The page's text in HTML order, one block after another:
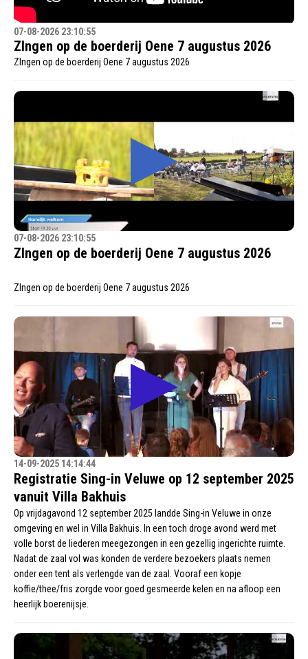
07-08-2026 23:10:55
ZIngen op de boerderij Oene 7 augustus 2026
ZIngen op de boerderij Oene 7 augustus 2026
07-08-2026 23:10:55
ZIngen op de boerderij Oene 7 augustus 2026
ZIngen op de boerderij Oene 7 augustus 2026
14-09-2025 14:14:44
Registratie Sing-in Veluwe op 12 september 2025
vanuit Villa Bakhuis
Op vrijdagavond 12 september 2025 landde Sing-in Veluwe in onze
omgeving en wel in Villa Bakhuis. In een toch droge avond werd met
volle borst de liederen meegezongen in een gezellig ingerichte ruimte.
Nadat de zaal vol was konden de verdere bezoekers plaats nemen
onder een tent als verlengde van de zaal. Vooraf een kopje
koffie/thee/fris zorgde voor goed gesmeerde kelen en na afloop een
heerlijk boerenijsje.